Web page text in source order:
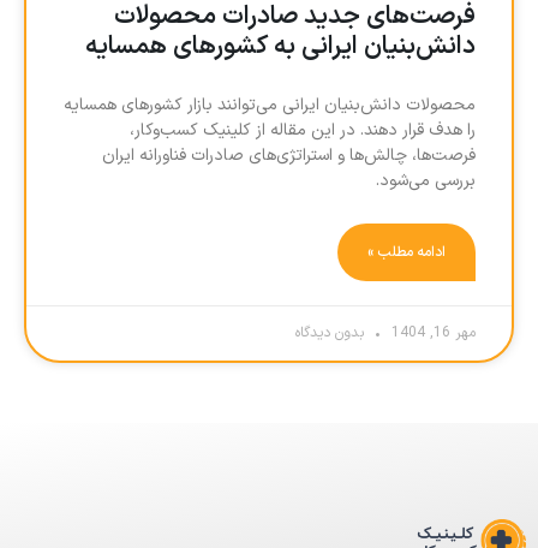
فرصت‌های جدید صادرات محصولات
دانش‌بنیان ایرانی به کشورهای همسایه
محصولات دانش‌بنیان ایرانی می‌توانند بازار کشورهای همسایه
را هدف قرار دهند. در این مقاله از کلینیک کسب‌وکار،
فرصت‌ها، چالش‌ها و استراتژی‌های صادرات فناورانه ایران
بررسی می‌شود.
ادامه مطلب »
مهر 16, 1404 بدون دیدگاه